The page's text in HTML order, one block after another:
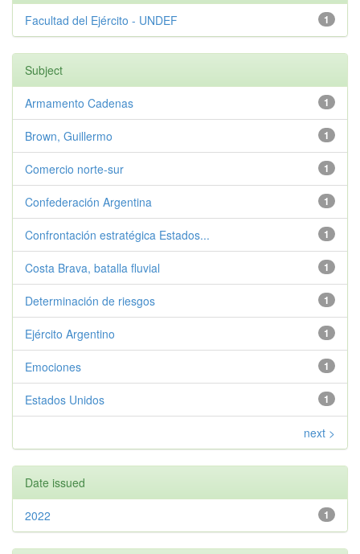
1
Facultad del Ejército - UNDEF
Subject
1
Armamento Cadenas
1
Brown, Guillermo
1
Comercio norte-sur
1
Confederación Argentina
1
Confrontación estratégica Estados...
1
Costa Brava, batalla fluvial
1
Determinación de riesgos
1
Ejército Argentino
1
Emociones
1
Estados Unidos
next >
Date issued
1
2022